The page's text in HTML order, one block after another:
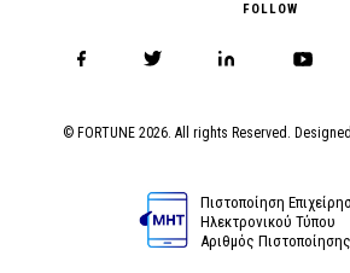
FOLLOW
© FORTUNE 2026. All rights Reserved.
Πιστοποίηση
Ηλεκτρονικού Τύπου
Αριθμός